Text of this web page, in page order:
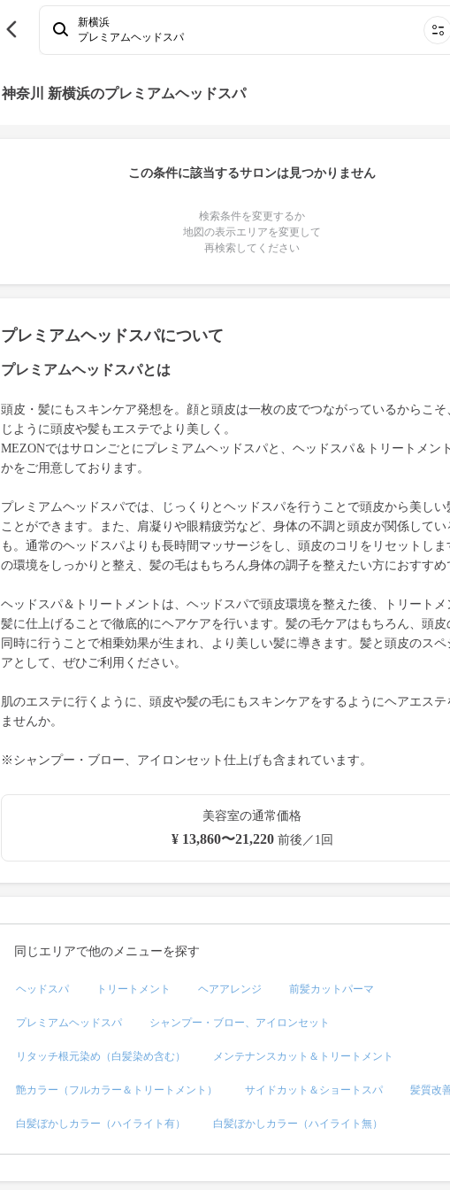
新横浜
プレミアムヘッドスパ
神奈川 新横浜のプレミアムヘッドスパ
この条件に該当するサロンは見つかりません
検索条件を変更するか
地図の表示エリアを変更して
再検索してください
プレミアムヘッドスパについて
プレミアムヘッドスパとは
頭皮・髪にもスキンケア発想を。顔と頭皮は一枚の皮でつながっているからこそ
じように頭皮や髪もエステでより美しく。
MEZONではサロンごとにプレミアムヘッドスパと、ヘッドスパ＆トリートメン
かをご用意しております。
プレミアムヘッドスパでは、じっくりとヘッドスパを行うことで頭皮から美しい
ことができます。また、肩凝りや眼精疲労など、身体の不調と頭皮が関係してい
も。通常のヘッドスパよりも長時間マッサージをし、頭皮のコリをリセットしま
の環境をしっかりと整え、髪の毛はもちろん身体の調子を整えたい方におすすめ
ヘッドスパ＆トリートメントは、ヘッドスパで頭皮環境を整えた後、トリートメ
髪に仕上げることで徹底的にヘアケアを行います。髪の毛ケアはもちろん、頭皮
同時に行うことで相乗効果が生まれ、より美しい髪に導きます。髪と頭皮のスペ
アとして、ぜひご利用ください。
肌のエステに行くように、頭皮や髪の毛にもスキンケアをするようにヘアエステ
ませんか。
※シャンプー・ブロー、アイロンセット仕上げも含まれています。
美容室の通常価格
¥ 13,860〜21,220前後／1回
同じエリアで他のメニューを探す
ヘッドスパ トリートメント ヘアアレンジ 前髪カットパーマ
プレミアムヘッドスパ シャンプー・ブロー、アイロンセット
リタッチ根元染め（白髪染め含む） メンテナンスカット＆トリートメント
艶カラー（フルカラー＆トリートメント） サイドカット＆ショートスパ 髪質改
白髪ぼかしカラー（ハイライト有） 白髪ぼかしカラー（ハイライト無）